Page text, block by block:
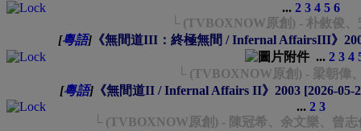
... 2 3 4 5 6
└ (TVBOXNOW原創) - 朴敘俊
[粵語] 《無間道III：終極無間 / Infernal AffairsIII》
... 2 3 4
└ (TVBOXNOW原創) - 梁朝偉
[粵語] 《無間道II / Infernal Affairs II》2003 [2026-
... 2 3
└ (TVBOXNOW原創) - 陳冠希、余文樂、曾